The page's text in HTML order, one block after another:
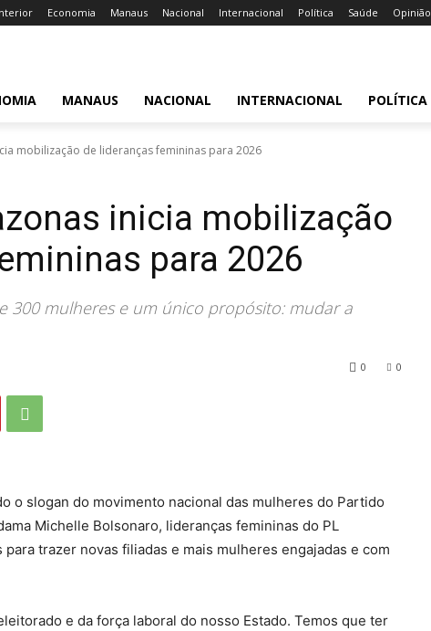
Economia Manaus Nacional Internacional Política Saúde Opinião
MANAUS NACIONAL INTERNACIONAL POLÍTICA
mobilização de lideranças femininas para 2026
inicia mobilização
para 2026
300 mulheres e um único propósito: mudar a
0
0
o slogan do movimento nacional das mulheres do Partido
Michelle Bolsonaro, lideranças femininas do PL
trazer novas filiadas e mais mulheres engajadas e com
e da força laboral do nosso Estado. Temos que ter